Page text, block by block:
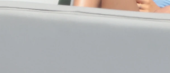
28 de mayo de 2023, 20:05
Una de las parejas de moda en el